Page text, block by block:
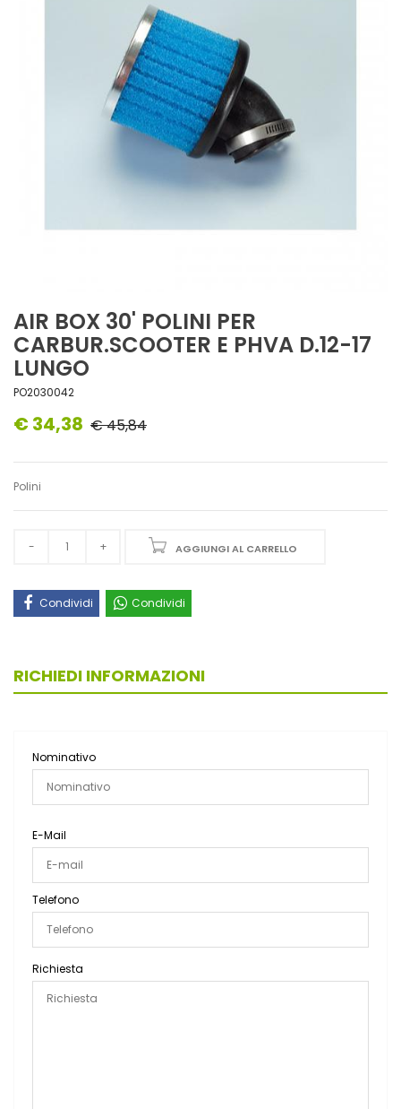
AIR BOX 30' POLINI PER
CARBUR.SCOOTER E PHVA D.12-17
LUNGO
PO2030042
€ 34,38 € 45,84
Polini
AGGIUNGI AL CARRELLO
Condividi Condividi
RICHIEDI INFORMAZIONI
Nominativo
E-Mail
Telefono
Richiesta